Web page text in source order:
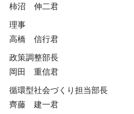
柿沼 伸二君
理事
高橋 信行君
政策調整部長
岡田 重信君
循環型社会づくり担当部長
齊藤 建一君